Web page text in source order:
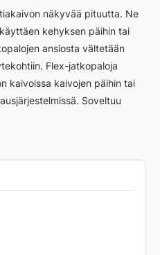
näkyvää pituutta. Ne
kehyksen päihin tai
ansiosta vältetään
Flex-jatkopaloja
kaivoissa kaivojen päihin tai
Soveltuu